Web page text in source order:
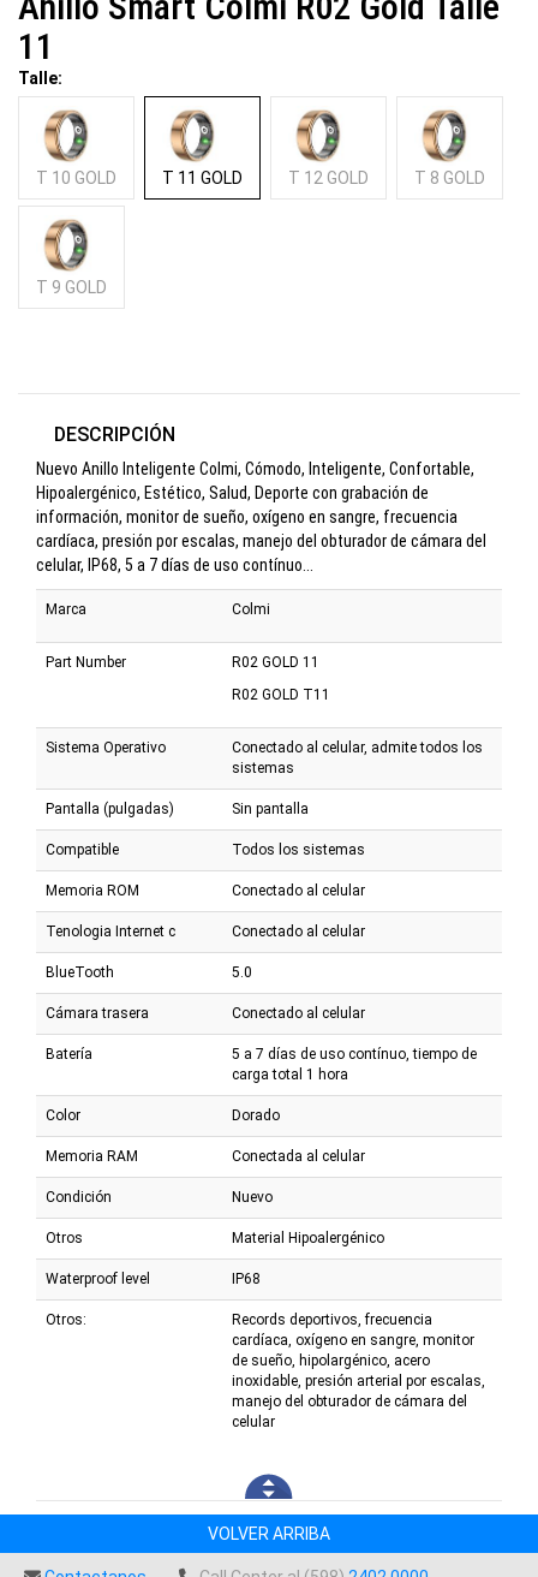
11
Talle:
T 10 GOLD T 11 GOLD T 12 GOLD T 8 GOLD
T 9 GOLD
DESCRIPCIÓN
Nuevo Anillo Inteligente Colmi, Cómodo, Inteligente, Confortable,
Hipoalergénico, Estético, Salud, Deporte con grabación de
información, monitor de sueño, oxígeno en sangre, frecuencia
cardíaca, presión por escalas, manejo del obturador de cámara del
celular, IP68, 5 a 7 días de uso contínuo...
Marca Colmi
Part Number
R02 GOLD 11
R02 GOLD T11
Sistema Operativo
Conectado al celular, admite todos los
sistemas
Pantalla (pulgadas) Sin pantalla
Compatible Todos los sistemas
Memoria ROM Conectado al celular
Tenologia Internet c Conectado al celular
BlueTooth 5.0
Cámara trasera Conectado al celular
Batería
5 a 7 días de uso contínuo, tiempo de
carga total 1 hora
Color Dorado
Memoria RAM Conectada al celular
Condición Nuevo
Otros Material Hipoalergénico
Waterproof level IP68
Otros:
Records deportivos, frecuencia
cardíaca, oxígeno en sangre, monitor
de sueño, hipolargénico, acero
inoxidable, presión arterial por escalas,
manejo del obturador de cámara del
celular
VOLVER ARRIBA